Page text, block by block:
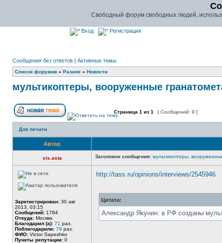
Свободный форум свободных людей,
Вход Регистрация
Сообщения без ответов | Активные темы
Список форумов » Разное » Новости
мультикоптеры, вооруженные
Страница 1 из 1 [ Сообщений: 9 ]
Для печати
Автор
vis.asta Заголовок сообщения: мультикоптеры,
Зарегистрирован: 30 авг
2013, 03:15
Сообщений: 1784
Откуда: Москва
Благодарил (а): 71 раз.
Поблагодарили: 79 раз.
ФИО: Victor Sapeshko
Пункты репутации: 0
http://tass.ru/opinions/interviews/2545946
Цитата:
Александр Якунин: в РФ созданы